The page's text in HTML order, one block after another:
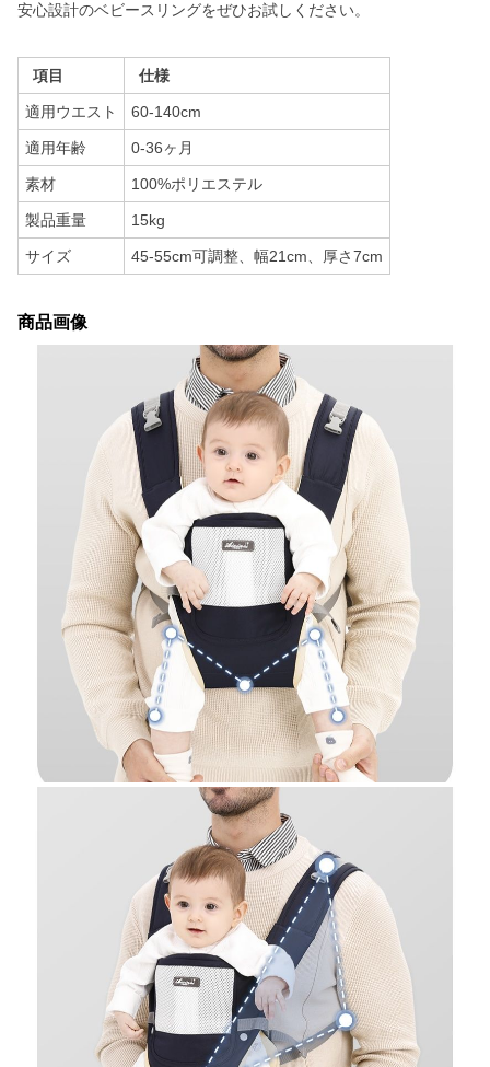
安心設計のベビースリングをぜひお試しください。
項目 仕様
適用ウエスト 60-140cm
適用年齢 0-36ヶ月
素材 100%ポリエステル
製品重量 15kg
サイズ 45-55cm可調整、幅21cm、厚さ7cm
商品画像